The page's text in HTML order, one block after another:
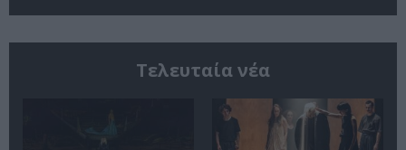
Τελευταία νέα